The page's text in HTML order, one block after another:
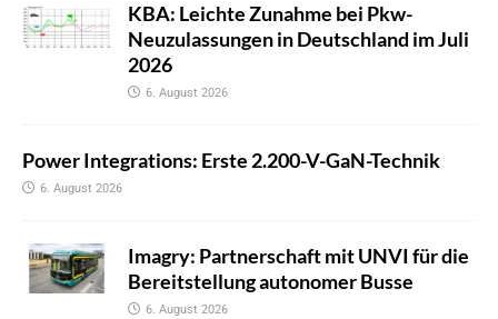
KBA: Leichte Zunahme bei Pkw-
Neuzulassungen in Deutschland im Juli
2026
6. August 2026
Power Integrations: Erste 2.200-V-GaN-Technik
6. August 2026
Imagry: Partnerschaft mit UNVI für die
Bereitstellung autonomer Busse
6. August 2026